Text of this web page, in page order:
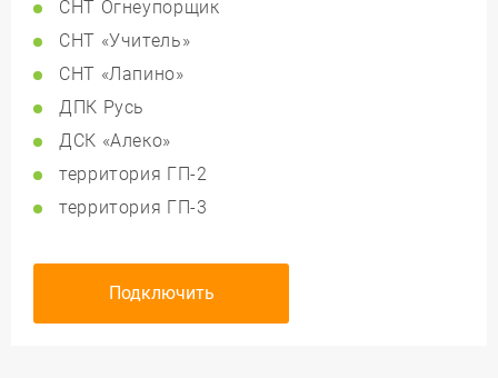
СНТ Огнеупорщик
СНТ «Учитель»
СНТ «Лапино»
ДПК Русь
ДСК «Алеко»
территория ГП-2
территория ГП-3
Подключить